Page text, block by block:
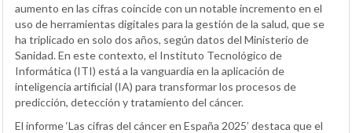
aumento en las cifras coincide con un notable incremento en el
uso de herramientas digitales para la gestión de la salud, que se
ha triplicado en solo dos años, según datos del Ministerio de
Sanidad. En este contexto, el Instituto Tecnológico de
Informática (ITI) está a la vanguardia en la aplicación de
inteligencia artificial (IA) para transformar los procesos de
predicción, detección y tratamiento del cáncer.
El informe ‘Las cifras del cáncer en España 2025’ destaca que el